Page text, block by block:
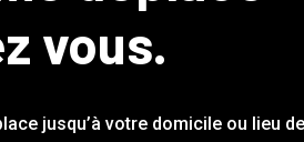
vous.
jusqu’à votre domicile ou lieu de